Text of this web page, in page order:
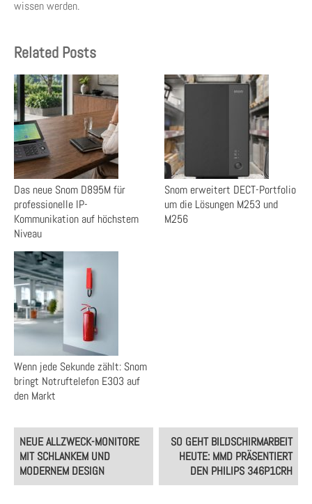
wissen werden.
Related Posts
Das neue Snom D895M für
professionelle IP-
Kommunikation auf höchstem
Niveau
Snom erweitert DECT-Portfolio
um die Lösungen M253 und
M256
Wenn jede Sekunde zählt: Snom
bringt Notruftelefon E303 auf
den Markt
Post
navigation
NEUE ALLZWECK-MONITORE
MIT SCHLANKEM UND
MODERNEM DESIGN
SO GEHT BILDSCHIRMARBEIT
HEUTE: MMD PRÄSENTIERT
DEN PHILIPS 346P1CRH